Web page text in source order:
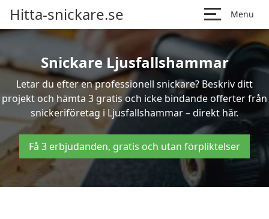
Hitta-snickare.se Menu
Snickare Ljusfallshammar
Letar du efter en professionell snickare? Beskriv ditt
projekt och hämta 3 gratis och icke bindande offerter från
snickeriföretag i Ljusfallshammar – direkt här.
Få 3 erbjudanden, gratis och utan förpliktelser